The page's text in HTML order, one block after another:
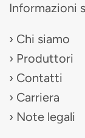
Informazioni
Chi siamo
Produttori
Contatti
Carriera
Note legali